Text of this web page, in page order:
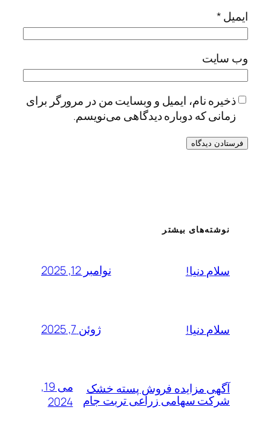
ایمیل*
وب‌ سایت
ذخیره نام، ایمیل و وبسایت من در مرورگر برای
زمانی که دوباره دیدگاهی می‌نویسم.
نوشته‌های بیشتر
سلام دنیا! نوامبر 12, 2025
سلام دنیا! ژوئن 7, 2025
آگهی مزایده فروش پسته خشک
شرکت سهامی زراعی تربت جام
می 19,
2024